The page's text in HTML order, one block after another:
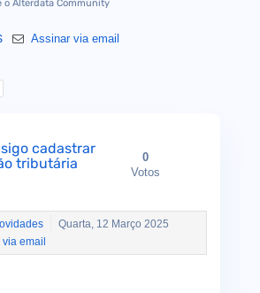
o Alterdata Community
Assinar via email
cadastrar
tributária
0
Votos
Quarta, 12 Março 2025
email